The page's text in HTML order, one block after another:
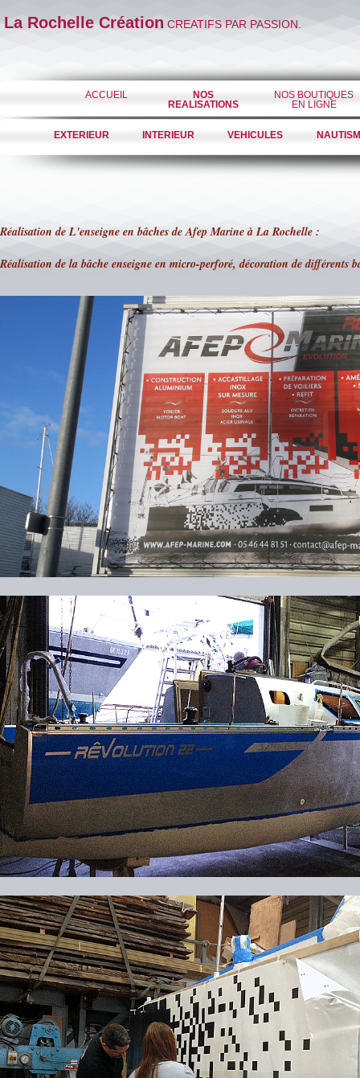
La Rochelle Création CREATIFS PAR PASSION.
ACCUEIL
NOS
REALISATIONS
NOS BOUTIQUES
EN LIGNE
EXTERIEUR INTERIEUR VEHICULES
Réalisation de L'enseigne en bâches de Afep Marine à La Rochelle :
Réalisation de la bâche enseigne en micro-perforé, décoration de différents